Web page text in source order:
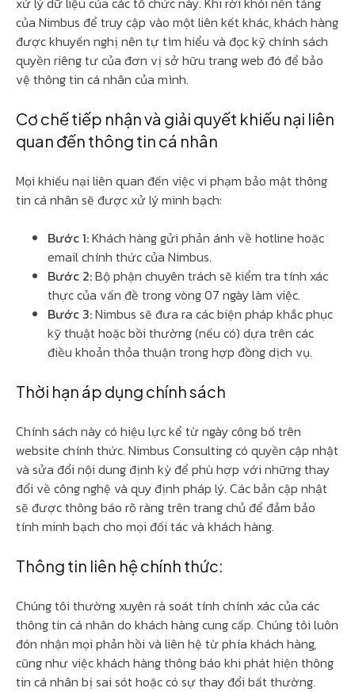
của Nimbus để truy cập vào một liên kết khác, khách hàng
được khuyến nghị nên tự tìm hiểu và đọc kỹ chính sách
quyền riêng tư của đơn vị sở hữu trang web đó để bảo
vệ thông tin cá nhân của mình.
Cơ chế tiếp nhận và giải quyết khiếu nại liên
quan đến thông tin cá nhân
Mọi khiếu nại liên quan đến việc vi phạm bảo mật thông
tin cá nhân sẽ được xử lý minh bạch:
Bước 1:Khách hàng gửi phản ánh về hotline hoặc
email chính thức của Nimbus.
Bước 2:Bộ phận chuyên trách sẽ kiểm tra tính xác
thực của vấn đề trong vòng 07 ngày làm việc.
Bước 3:Nimbus sẽ đưa ra các biện pháp khắc phục
kỹ thuật hoặc bồi thường (nếu có) dựa trên các
điều khoản thỏa thuận trong hợp đồng dịch vụ.
Thời hạn áp dụng chính sách
Chính sách này có hiệu lực kể từ ngày công bố trên
website chính thức. Nimbus Consulting có quyền cập nhật
và sửa đổi nội dung định kỳ để phù hợp với những thay
đổi về công nghệ và quy định pháp lý. Các bản cập nhật
sẽ được thông báo rõ ràng trên trang chủ để đảm bảo
tính minh bạch cho mọi đối tác và khách hàng.
Thông tin liên hệ chính thức:
Chúng tôi thường xuyên rà soát tính chính xác của các
thông tin cá nhân do khách hàng cung cấp. Chúng tôi luôn
đón nhận mọi phản hồi và liên hệ từ phía khách hàng,
cũng như việc khách hàng thông báo khi phát hiện thông
tin cá nhân bị sai sót hoặc có sự thay đổi bất thường.